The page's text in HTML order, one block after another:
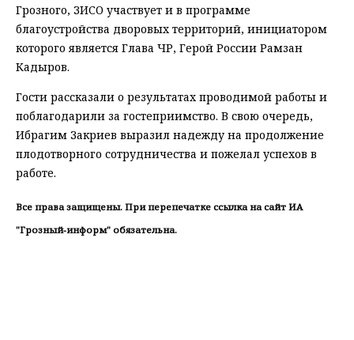
Грозного, ЗИСО участвует и в программе
благоустройства дворовых территорий, инициатором
которого является Глава ЧР, Герой России Рамзан
Кадыров.
Гости рассказали о результатах проводимой работы и
поблагодарили за гостеприимство. В свою очередь,
Ибрагим Закриев выразил надежду на продолжение
плодотворного сотрудничества и пожелал успехов в
работе.
Все права защищены. При перепечатке ссылка на сайт ИА
"Грозный-информ" обязательна.